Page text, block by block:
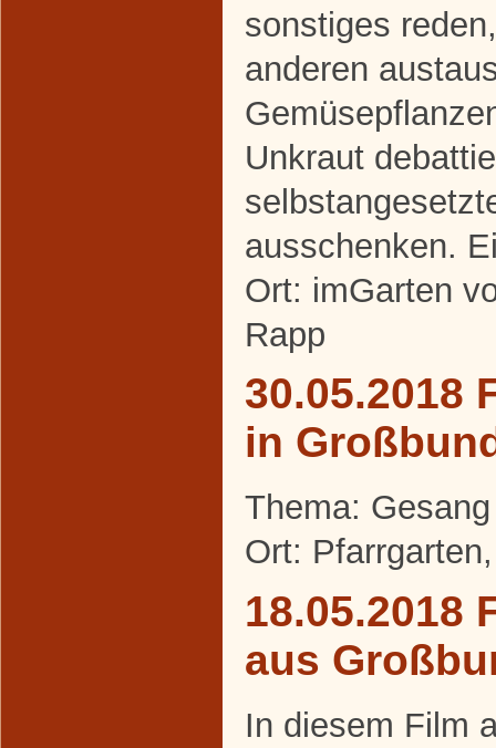
sonstiges
anderen
Unkraut
ausschenken.
Ort: imGarten
Rapp
30.05.2018
in
Thema:
Ort:
18.05.2018
aus
In diesem Film